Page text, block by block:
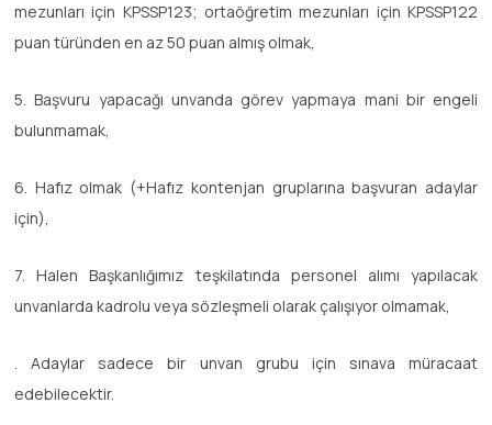
mezunları için KPSSP123; ortaöğretim mezunları için KPSSP122
puan türünden en az 50 puan almış olmak,
5. Başvuru yapacağı unvanda görev yapmaya mani bir engeli
bulunmamak,
6. Hafız olmak (+Hafız kontenjan gruplarına başvuran adaylar
için),
7. Halen Başkanlığımız teşkilatında personel alımı yapılacak
unvanlarda kadrolu veya sözleşmeli olarak çalışıyor olmamak,
. Adaylar sadece bir unvan grubu için sınava müracaat
edebilecektir.